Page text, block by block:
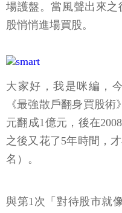
場護盤。當風聲出來
股悄悄進場買股。
大家好，我是咪編，
《最強散戶翻身買股
元翻成1億元，後在
之後又花了5年時間，
名）。
與第1次「對待股市就